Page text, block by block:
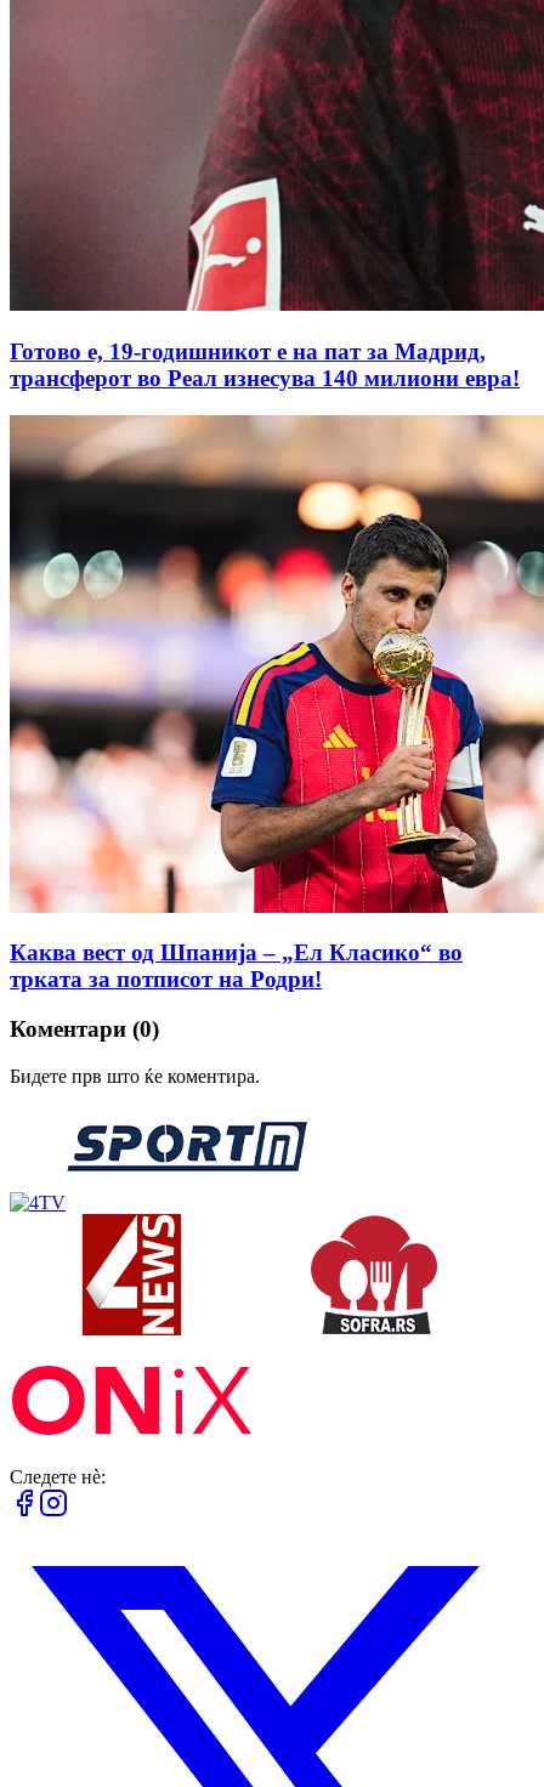
Готово е, 19-годишникот е на пат за Мадрид,
трансферот во Реал изнесува 140 милиони евра!
Каква вест од Шпанија – „Ел Класико“ во
трката за потписот на Родри!
Коментари (0)
Бидете прв што ќе коментира.
Следете нè: